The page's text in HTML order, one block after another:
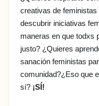
creativas de
descubrir iniciativas
maneras en que todxs
justo? ¿Quieres
sanación feministas
comunidad?¿Eso que
sí?¡SÍ!